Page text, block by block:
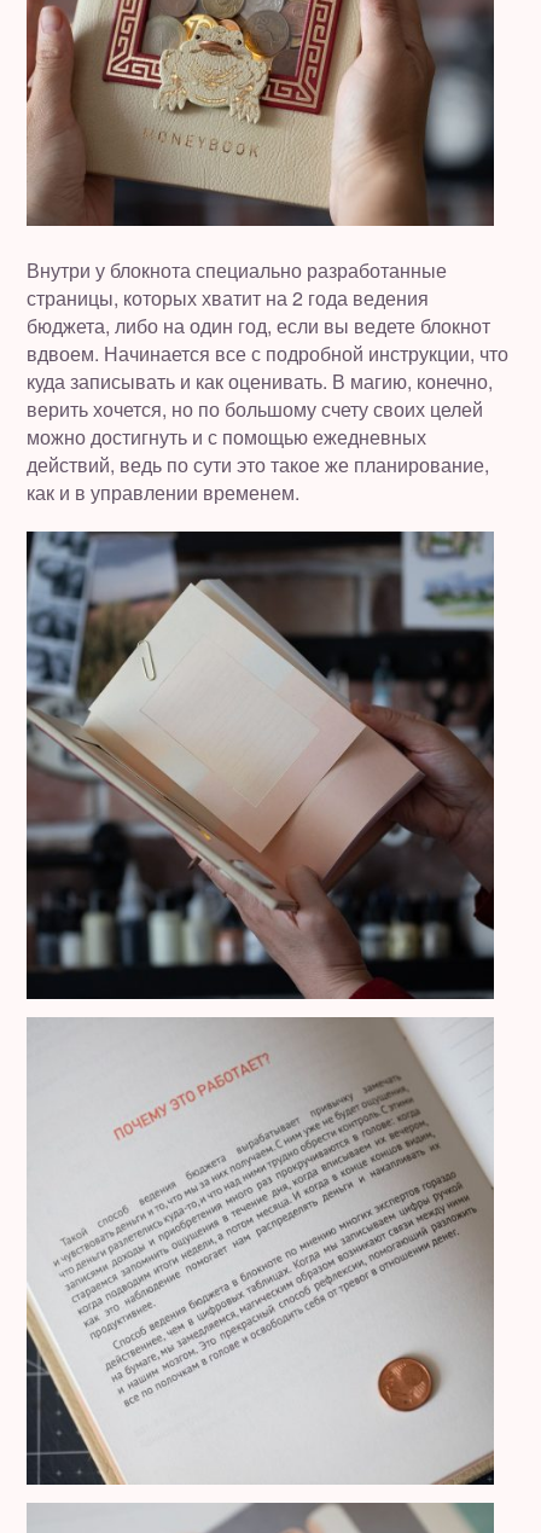
Внутри у блокнота специально разработанные
страницы, которых хватит на 2 года ведения
бюджета, либо на один год, если вы ведете блокнот
вдвоем. Начинается все с подробной инструкции, что
куда записывать и как оценивать. В магию, конечно,
верить хочется, но по большому счету своих целей
можно достигнуть и с помощью ежедневных
действий, ведь по сути это такое же планирование,
как и в управлении временем.